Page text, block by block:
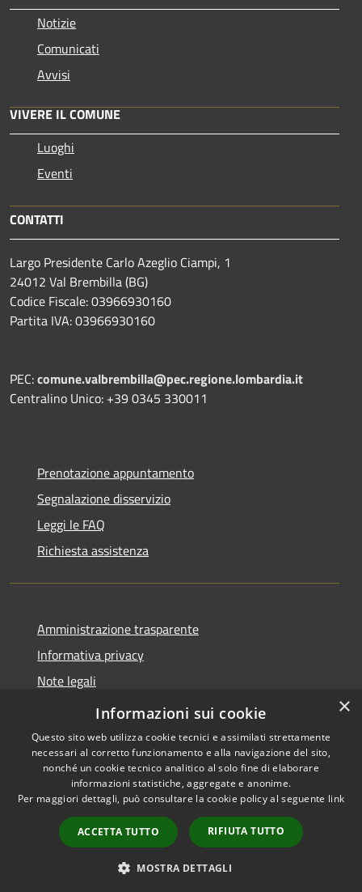
Notizie
Comunicati
Avvisi
VIVERE IL COMUNE
Luoghi
Eventi
CONTATTI
Largo Presidente Carlo Azeglio Ciampi, 1
24012 Val Brembilla (BG)
Codice Fiscale: 03966930160
Partita IVA: 03966930160
PEC:comune.valbrembilla@pec.regione.lombardia.it
Centralino Unico: +39 0345 330011
Prenotazione appuntamento
Segnalazione disservizio
Leggi le FAQ
Richiesta assistenza
Amministrazione trasparente
Informativa privacy
Note legali
Dichiarazione di accessibilità
Accessibilità
Copyright © 2026 • Comune di
Val Brembilla • Powered by
Municipium•
Accesso
redazione
×
Informazioni sui cookie
Questo sito web utilizza cookie tecnici e assimilati strettamente
necessari al corretto funzionamento e alla navigazione del sito,
nonché un cookie tecnico analitico al solo fine di elaborare
informazioni statistiche, aggregate e anonime.
Per maggiori dettagli, può consultare la cookie policy al seguente link
ACCETTA TUTTO RIFIUTA TUTTO
MOSTRA DETTAGLI